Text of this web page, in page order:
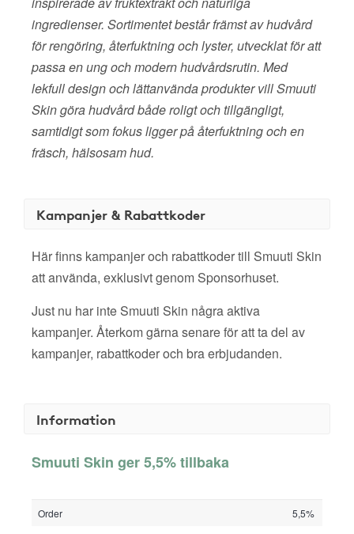
ingredienser. Sortimentet består främst av hudvård
för rengöring, återfuktning och lyster, utvecklat för att
passa en ung och modern hudvårdsrutin. Med
lekfull design och lättanvända produkter vill Smuuti
Skin göra hudvård både roligt och tillgängligt,
samtidigt som fokus ligger på återfuktning och en
fräsch, hälsosam hud.
Kampanjer & Rabattkoder
Här finns kampanjer och rabattkoder till Smuuti Skin
att använda, exklusivt genom Sponsorhuset.
Just nu har inte Smuuti Skin några aktiva
kampanjer. Återkom gärna senare för att ta del av
kampanjer, rabattkoder och bra erbjudanden.
Information
Smuuti Skin ger 5,5% tillbaka
Order 5,5%